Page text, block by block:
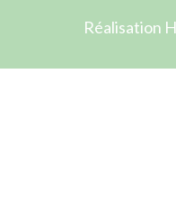
Réalisation